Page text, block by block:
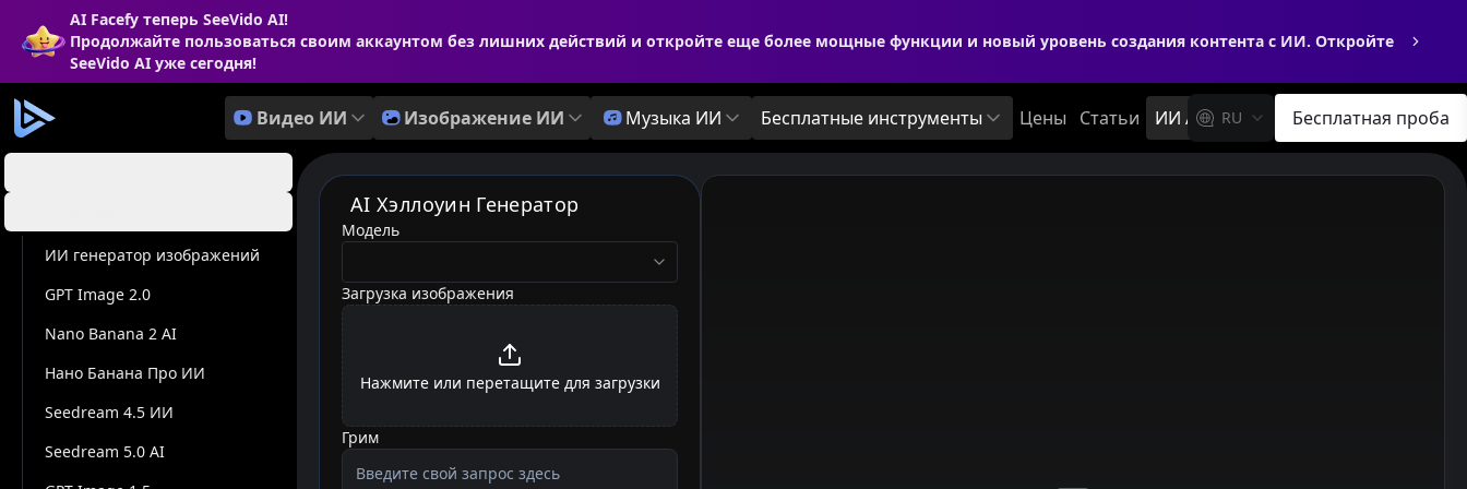
AI Facefy теперь SeeVido AI!
Продолжайте пользоваться своим аккаунтом без лишних действий и откройте еще более мощные функции и новый уровень создания контента с ИИ. Откройте
SeeVido AI уже сегодня!
Видео ИИ Изображение ИИ Музыка ИИ Бесплатные инструменты Цены Статьи ИИ API RU Бесплатная проба
ИИ генератор изображений
GPT Image 2.0
Nano Banana 2 AI
Нано Банана Про ИИ
Seedream 4.5 ИИ
Seedream 5.0 AI
AI Хэллоуин Генератор
Модель
model
Загрузка изображения
Нажмите или перетащите для загрузки
Грим